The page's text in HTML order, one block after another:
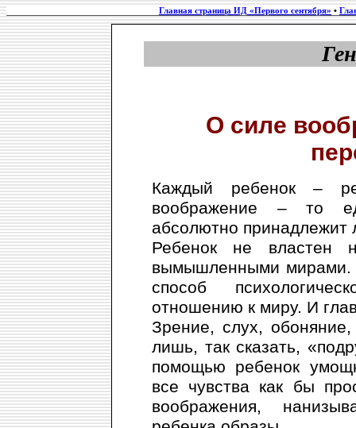
Главная страница ИД «Первого сентября» •
О силе
Каждый ребенок –
воображение – то
абсолютно принадлежит
Ребенок не властен
вымышленными мирами.
способ
отношению к миру. И
Зрение, слух,
лишь, так сказать,
помощью ребенок
все чувства как бы
воображения,